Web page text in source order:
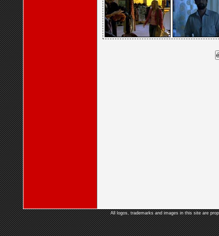
All logos, trademarks and images in this site are